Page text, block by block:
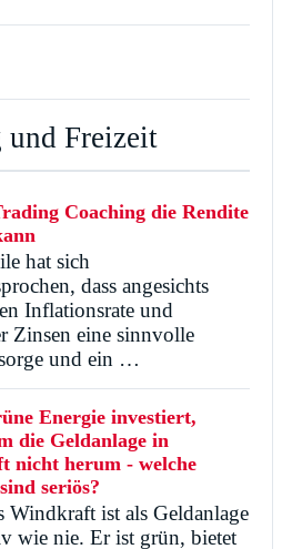
und Freizeit
Coaching die Rendite
hat sich
dass angesichts
Inflationsrate und
Zinsen eine sinnvolle
und ein …
Energie investiert,
die Geldanlage in
nicht herum - welche
seriös?
Windkraft ist als Geldanlage
wie nie. Er ist grün, bietet